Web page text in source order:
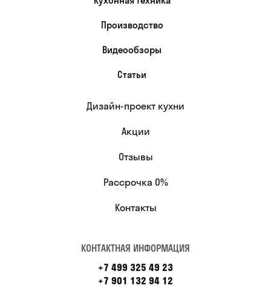
Производство
Видеообзоры
Статьи
Дизайн-проект кухни
Акции
Отзывы
Рассрочка 0%
Контакты
КОНТАКТНАЯ ИНФОРМАЦИЯ
+7 499 325 49 23
+7 901 132 94 12